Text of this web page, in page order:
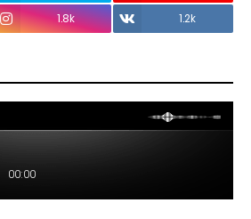
1.8k 1.2k